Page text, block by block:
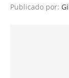
Publicado por: